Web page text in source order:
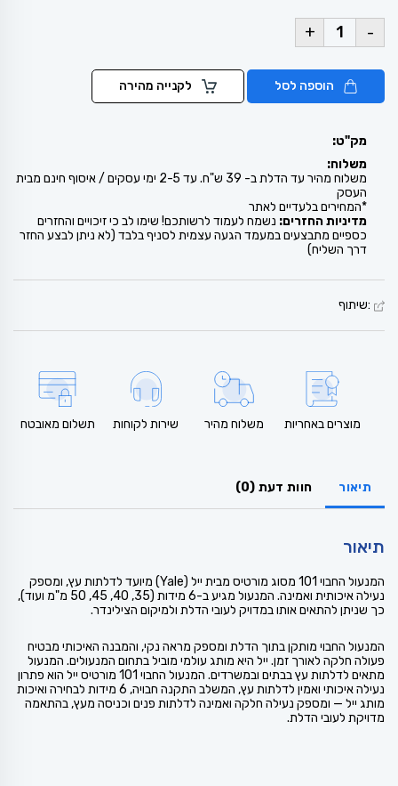
-
+
הוספה לסל לקנייה מהירה
מק"ט:
משלוח:
משלוח מהיר עד הדלת ב- 39 ש"ח. עד 2-5 ימי עסקים / איסוף חינם מבית
העסק
*המחירים בלעדיים לאתר
מדיניות החזרים: נשמח לעמוד לרשותכם! שימו לב כי זיכויים והחזרים
כספיים מתבצעים במעמד הגעה עצמית לסניף בלבד (לא ניתן לבצע החזר
דרך השליח)
:שיתוף
מוצרים באחריות משלוח מהיר שירות לקוחות תשלום מאובטח
תיאור חוות דעת (0)
תיאור
המנעול החבוי 101 מסוג מורטיס מבית ייל (Yale) מיועד לדלתות עץ, ומספק
נעילה איכותית ואמינה. המנעול מגיע ב-6 מידות (35, 40, 45, 50 מ"מ ועוד),
כך שניתן להתאים אותו במדויק לעובי הדלת ולמיקום הצילינדר.
המנעול החבוי מותקן בתוך הדלת ומספק מראה נקי, והמבנה האיכותי מבטיח
פעולה חלקה לאורך זמן. ייל היא מותג עולמי מוביל בתחום המנעולים. המנעול
מתאים לדלתות עץ בבתים ובמשרדים. המנעול החבוי 101 מורטיס ייל הוא פתרון
נעילה איכותי ואמין לדלתות עץ, המשלב התקנה חבויה, 6 מידות לבחירה ואיכות
מותג ייל — ומספק נעילה חלקה ואמינה לדלתות פנים וכניסה מעץ, בהתאמה
מדויקת לעובי הדלת.